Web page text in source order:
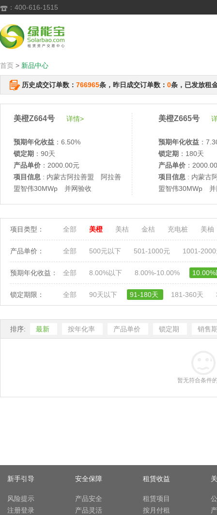
 ：400-616-1515
首页 > 新品中心
历史成交订单数： 766965条，昨日成交订单数： 0条，已发放租
美橙Z664号 详情>
预期年化收益 ：6.50%
锁定期 ：90天
产品单价 ：2000.00元
项目信息 : 内蒙古阿拉善盟 阿拉善
盟智伟30MWp 并网验收
美橙Z665号
预期年化收益 ：
锁定期 ：180天
产品单价 ：
项目信息 : 内蒙古
盟智伟30MWp 并
项目类型： 全部 美橙 美桔 金桔 充电桩 美柚
产品单价： 全部 500元以下 501-1000元 1001-
预期年化收益： 全部 8.00%以下 8.00%-10.00%
锁定期限： 全部 90天以下 91-180天 181-360天
排序: 最新 按年化率 产品单价 锁定期 销售
暂无符合条件
新手引导
风险提示
注册登录
安全保障
产品安全
产品灵活
租赁收益
租赁项目
按月付租